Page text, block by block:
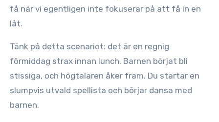
få när vi egentligen inte fokuserar på att få in en
låt.
Tänk på detta scenariot: det är en regnig
förmiddag strax innan lunch. Barnen börjat bli
stissiga, och högtalaren åker fram. Du startar en
slumpvis utvald spellista och börjar dansa med
barnen.